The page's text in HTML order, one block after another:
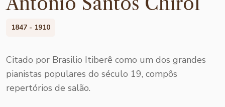
1847 - 1910
Citado por Brasilio Itiberê como um dos grandes
pianistas populares do século 19, compôs
repertórios de salão.